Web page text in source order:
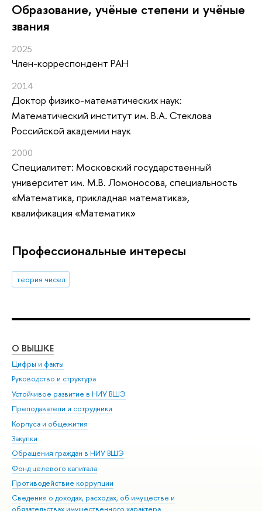
Oбразование, учёные степени и учёные
звания
2025
Член-корреспондент РАН
2014
Доктор физико-математических наук:
Математический институт им. В.А. Стеклова
Российской академии наук
2000
Специалитет: Московский государственный
университет им. М.В. Ломоносова, специальность
«Математика, прикладная математика»,
квалификация «Математик»
Профессиональные интересы
теория чисел
О ВЫШКЕ
Цифры и факты
Руководство и структура
Устойчивое развитие в НИУ ВШЭ
Преподаватели и сотрудники
Корпуса и общежития
Закупки
Обращения граждан в НИУ ВШЭ
Фонд целевого капитала
Противодействие коррупции
Сведения о доходах, расходах, об имуществе и